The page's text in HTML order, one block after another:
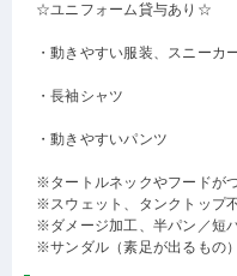
☆ユニフォーム貸与あり☆
・動きやすい服装、スニーカ
・長袖シャツ
・動きやすいパンツ
※タートルネックやフードが
※スウェット、タンクトップ
※ダメージ加工、半パン／短
※サンダル（素足が出るもの